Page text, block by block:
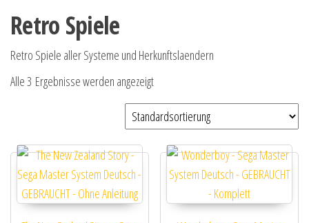
Retro Spiele
Retro Spiele aller Systeme und Herkunftslaendern
Alle 3 Ergebnisse werden angezeigt